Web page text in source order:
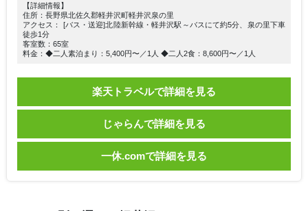
【詳細情報】
住所：長野県北佐久郡軽井沢町軽井沢泉の里
アクセス： [バス・送迎]北陸新幹線・軽井沢駅～バスにて約5分、泉の里下車
徒歩1分
客室数：65室
料金：◆二人素泊まり：5,400円〜／1人 ◆二人2食：8,600円〜／1人
楽天トラベルで詳細を見る
じゃらんで詳細を見る
一休.comで詳細を見る